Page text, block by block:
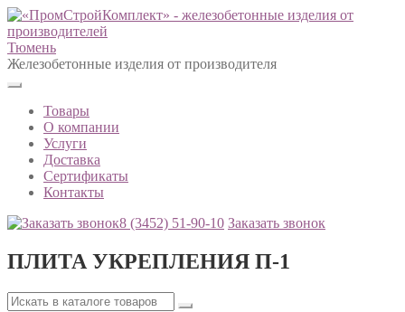
Тюмень
Железобетонные изделия от производителя
Товары
О компании
Услуги
Доставка
Сертификаты
Контакты
8 (3452) 51-90-10 Заказать звонок
ПЛИТА УКРЕПЛЕНИЯ П-1